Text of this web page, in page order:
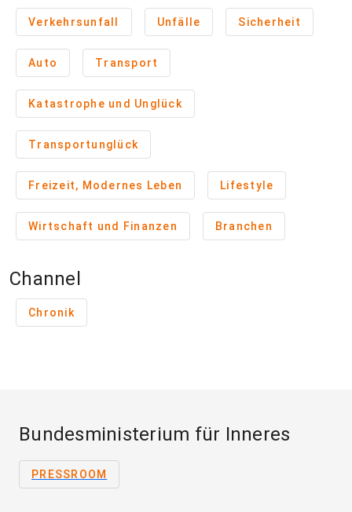
Verkehrsunfall Unfälle Sicherheit
Auto Transport
Katastrophe und Unglück
Transportunglück
Freizeit, Modernes Leben Lifestyle
Wirtschaft und Finanzen Branchen
Channel
Chronik
Bundesministerium für Inneres
PRESSROOM